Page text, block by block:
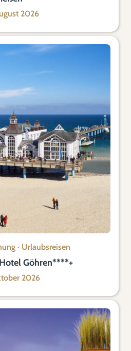
2026
· Urlaubsreisen
Göhren****+
2026